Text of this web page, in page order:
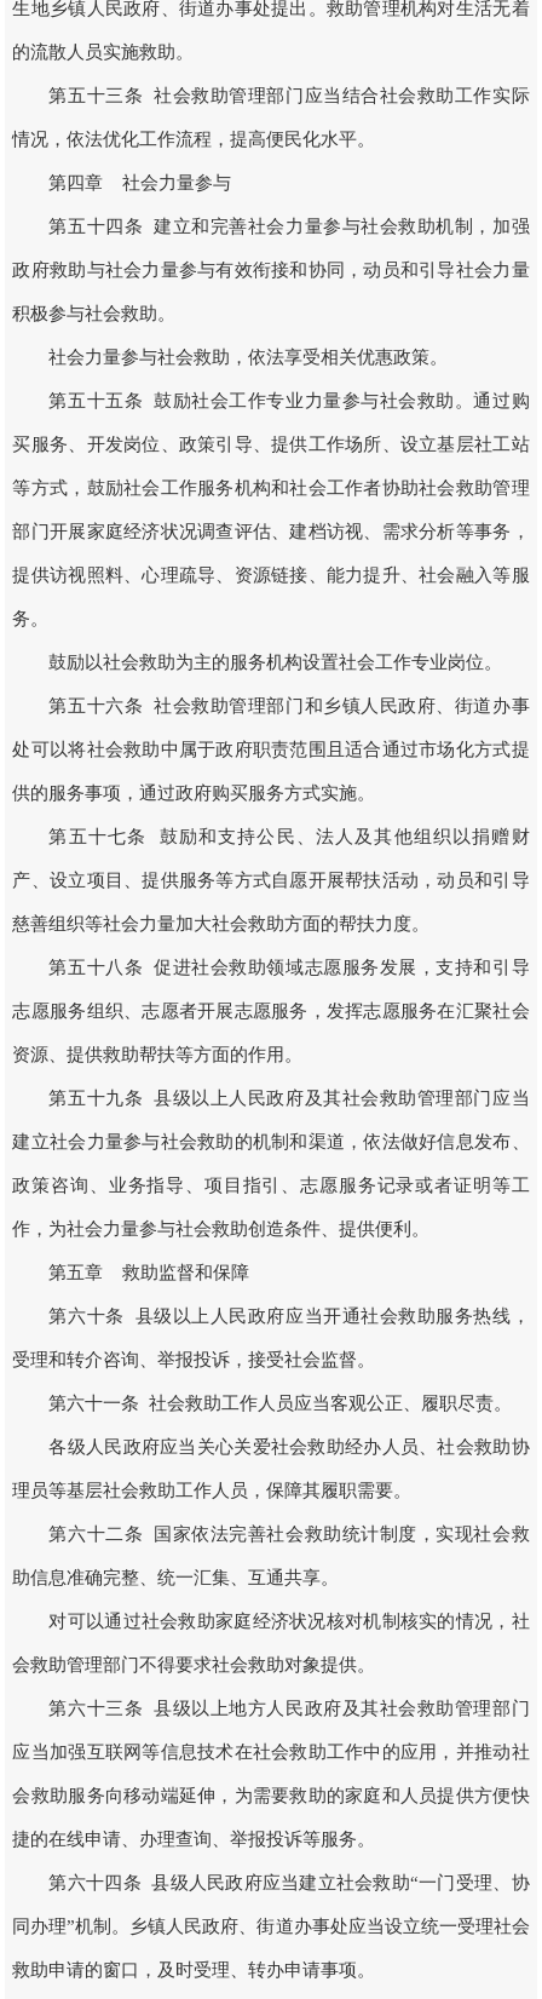
生地乡镇人民政府、街道办事处提出。救助管理机构对生活无着
的流散人员实施救助。
第五十三条 社会救助管理部门应当结合社会救助工作实际
情况，依法优化工作流程，提高便民化水平。
第四章 社会力量参与
第五十四条 建立和完善社会力量参与社会救助机制，加强
政府救助与社会力量参与有效衔接和协同，动员和引导社会力量
积极参与社会救助。
社会力量参与社会救助，依法享受相关优惠政策。
第五十五条 鼓励社会工作专业力量参与社会救助。通过购
买服务、开发岗位、政策引导、提供工作场所、设立基层社工站
等方式，鼓励社会工作服务机构和社会工作者协助社会救助管理
部门开展家庭经济状况调查评估、建档访视、需求分析等事务，
提供访视照料、心理疏导、资源链接、能力提升、社会融入等服
务。
鼓励以社会救助为主的服务机构设置社会工作专业岗位。
第五十六条 社会救助管理部门和乡镇人民政府、街道办事
处可以将社会救助中属于政府职责范围且适合通过市场化方式提
供的服务事项，通过政府购买服务方式实施。
第五十七条 鼓励和支持公民、法人及其他组织以捐赠财
产、设立项目、提供服务等方式自愿开展帮扶活动，动员和引导
慈善组织等社会力量加大社会救助方面的帮扶力度。
第五十八条 促进社会救助领域志愿服务发展，支持和引导
志愿服务组织、志愿者开展志愿服务，发挥志愿服务在汇聚社会
资源、提供救助帮扶等方面的作用。
第五十九条 县级以上人民政府及其社会救助管理部门应当
建立社会力量参与社会救助的机制和渠道，依法做好信息发布、
政策咨询、业务指导、项目指引、志愿服务记录或者证明等工
作，为社会力量参与社会救助创造条件、提供便利。
第五章 救助监督和保障
第六十条 县级以上人民政府应当开通社会救助服务热线，
受理和转介咨询、举报投诉，接受社会监督。
第六十一条 社会救助工作人员应当客观公正、履职尽责。
各级人民政府应当关心关爱社会救助经办人员、社会救助协
理员等基层社会救助工作人员，保障其履职需要。
第六十二条 国家依法完善社会救助统计制度，实现社会救
助信息准确完整、统一汇集、互通共享。
对可以通过社会救助家庭经济状况核对机制核实的情况，社
会救助管理部门不得要求社会救助对象提供。
第六十三条 县级以上地方人民政府及其社会救助管理部门
应当加强互联网等信息技术在社会救助工作中的应用，并推动社
会救助服务向移动端延伸，为需要救助的家庭和人员提供方便快
捷的在线申请、办理查询、举报投诉等服务。
第六十四条 县级人民政府应当建立社会救助“一门受理、协
同办理”机制。乡镇人民政府、街道办事处应当设立统一受理社会
救助申请的窗口，及时受理、转办申请事项。